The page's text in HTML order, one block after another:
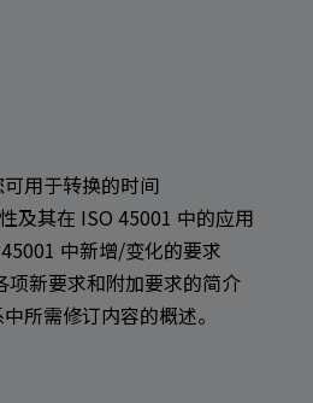
用于转换的时间
及其在 ISO 45001 中的应用
中新增/变化的要求
项新要求和附加要求的简介
所需修订内容的概述。